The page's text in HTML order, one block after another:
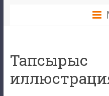
Тапсырыс